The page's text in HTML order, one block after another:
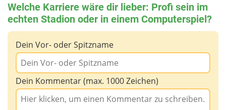
Welche Karriere wäre dir lieber: Profi sein im
echten Stadion oder in einem Computerspiel?
Dein Vor- oder Spitzname
Dein Kommentar (max. 1000 Zeichen)